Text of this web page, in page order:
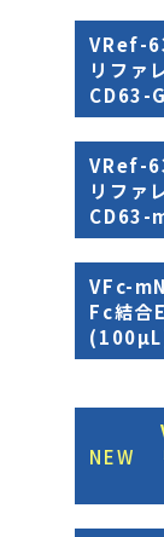
VRef-
リファ
CD63-
VRef-
リファ
CD63-
VFc-
Fc結合
NEW